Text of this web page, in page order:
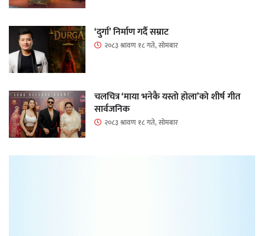
‘दुर्गा’ निर्माण गर्दै सम्राट
२०८३ श्रावण १८ गते, सोमबार
चलचित्र ‘माया भनेकै यस्तो होला’को शीर्ष गीत
सार्वजनिक
२०८३ श्रावण १८ गते, सोमबार